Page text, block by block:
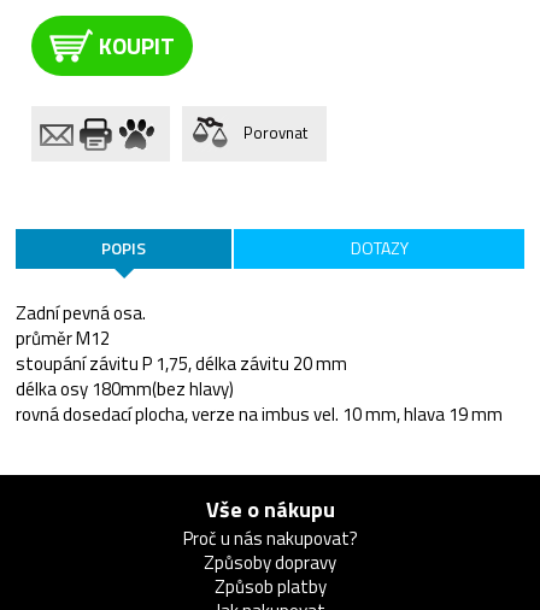
KOUPIT
Porovnat
POPIS DOTAZY
Zadní pevná osa.
průměr M12
stoupání závitu P 1,75, délka závitu 20 mm
délka osy 180mm(bez hlavy)
rovná dosedací plocha, verze na imbus vel. 10 mm, hlava 19 mm
Vše o nákupu
Proč u nás nakupovat?
Způsoby dopravy
Způsob platby